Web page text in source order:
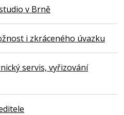
v Brně
i zkráceného úvazku
servis, vyřizování